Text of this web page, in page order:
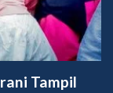
Tampil